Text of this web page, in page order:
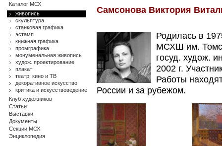
Каталог МСХ
живопись
скульптура
станковая графика
эстамп
книжная графика
промграфика
монуменальная живопись
худож. проектирование
плакат
театр, кино и ТВ
декоративное искусство
критика и искусствоведение
Клуб художников
Статьи
Выставки
Документы
Секции МСХ
Энциклопедия
Самсонова Виктория
Родилась в
МСХШ им.
госуд. худож.
2002 г.
Работы
России и за рубежом.